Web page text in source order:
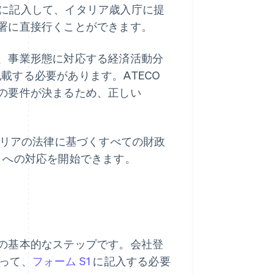
記入して、イタリア歳入庁に提
直接行くことができます。
事業形態に対応する経済活動分
する必要があります。ATECO
要件が決まるため、正しい
アの法律に基づくすべての財政
の対応を開始できます。
基本的なステップです。会社登
て、 フォーム S1 に記入する必要